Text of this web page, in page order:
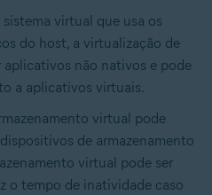
sistema virtual que usa os
do host, a virtualização de
não nativos e pode
a aplicativos virtuais.
virtual pode
de armazenamento
virtual pode ser
o tempo de inatividade caso